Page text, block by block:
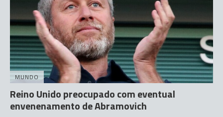
MUNDO
Reino Unido preocupado com eventual
envenenamento de Abramovich